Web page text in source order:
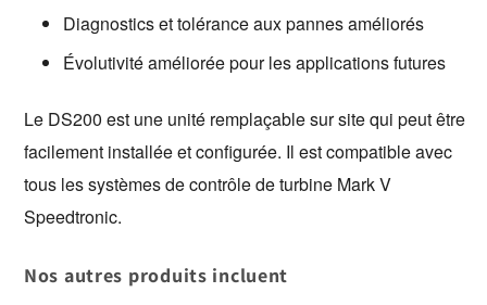
Diagnostics et tolérance aux pannes améliorés
Évolutivité améliorée pour les applications futures
Le DS200 est une unité remplaçable sur site qui peut être
facilement installée et configurée. Il est compatible avec
tous les systèmes de contrôle de turbine Mark V
Speedtronic.
Nos autres produits incluent